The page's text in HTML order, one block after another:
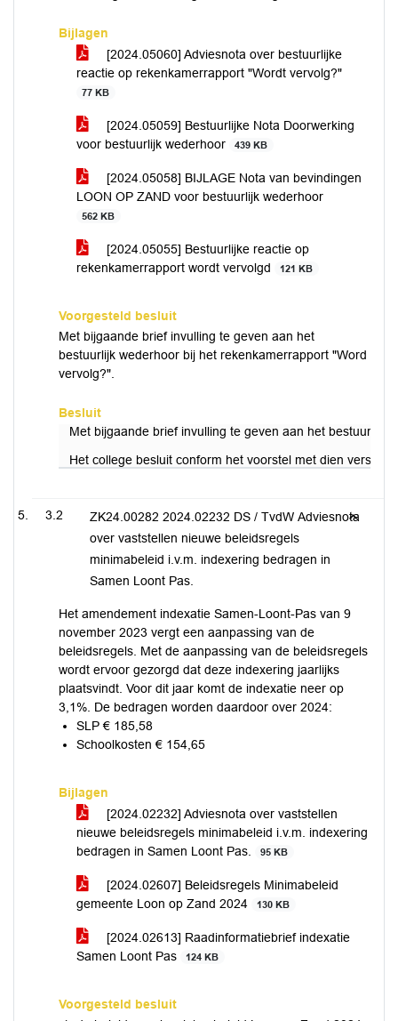
Bijlagen
[2024.05060] Adviesnota over bestuurlijke
reactie op rekenkamerrapport "Wordt vervolg?"
77 KB
[2024.05059] Bestuurlijke Nota Doorwerking
voor bestuurlijk wederhoor
439 KB
[2024.05058] BIJLAGE Nota van bevindingen
LOON OP ZAND voor bestuurlijk wederhoor
562 KB
[2024.05055] Bestuurlijke reactie op
rekenkamerrapport wordt vervolgd
121 KB
Voorgesteld besluit
Met bijgaande brief invulling te geven aan het
bestuurlijk wederhoor bij het rekenkamerrapport "Word
vervolg?".
Besluit
Met bijgaande brief invulling te geven aan het bestuurlijk
Het college besluit conform het voorstel met dien
3.2
ZK24.00282 2024.02232 DS / TvdW Adviesnota
over vaststellen nieuwe beleidsregels
minimabeleid i.v.m. indexering bedragen in
Samen Loont Pas.
Het amendement indexatie Samen-Loont-Pas van 9
november 2023 vergt een aanpassing van de
beleidsregels. Met de aanpassing van de beleidsregels
wordt ervoor gezorgd dat deze indexering jaarlijks
plaatsvindt. Voor dit jaar komt de indexatie neer op
3,1%. De bedragen worden daardoor over 2024:
SLP € 185,58
Schoolkosten € 154,65
Bijlagen
[2024.02232] Adviesnota over vaststellen
nieuwe beleidsregels minimabeleid i.v.m. indexering
bedragen in Samen Loont Pas.
95 KB
[2024.02607] Beleidsregels Minimabeleid
gemeente Loon op Zand 2024
130 KB
[2024.02613] Raadinformatiebrief indexatie
Samen Loont Pas
124 KB
Voorgesteld besluit